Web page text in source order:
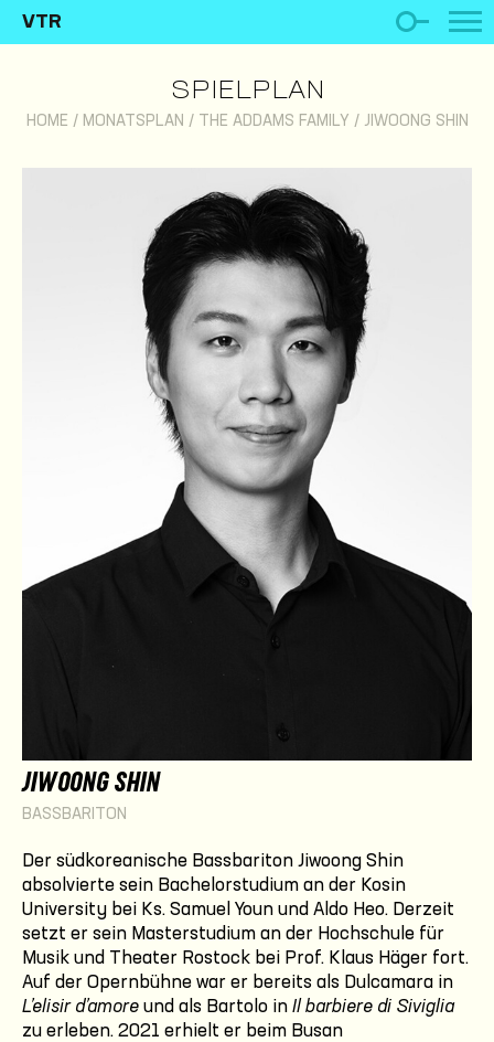
VTR
SPIELPLAN
HOME / MONATSPLAN / THE ADDAMS FAMILY / JIWOONG SHIN
JIWOONG SHIN
BASSBARITON
Der südkoreanische Bassbariton Jiwoong Shin
absolvierte sein Bachelorstudium an der Kosin
University bei Ks. Samuel Youn und Aldo Heo. Derzeit
setzt er sein Masterstudium an der Hochschule für
Musik und Theater Rostock bei Prof. Klaus Häger fort.
Auf der Opernbühne war er bereits als Dulcamara in
L’elisir d’amore und als Bartolo in Il barbiere di Siviglia
zu erleben. 2021 erhielt er beim Busan